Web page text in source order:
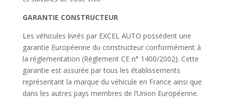
GARANTIE CONSTRUCTEUR
Les véhicules livrés par EXCEL AUTO possèdent une
garantie Européenne du constructeur conformément à
la réglementation (Règlement CE n° 1400/2002). Cette
garantie est assurée par tous les établissements
représentant la marque du véhicule en France ainsi que
dans les autres pays membres de l’Union Européenne.